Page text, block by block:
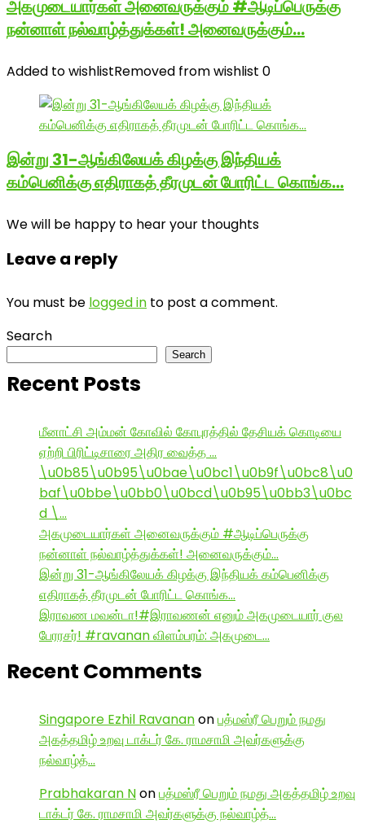
அகமுடையார்கள் அனைவருக்கும் #ஆடிப்பெருக்கு
நன்னாள் நல்வாழ்த்துக்கள்! அனைவருக்கும்…
Added to wishlistRemoved from wishlist 0
இன்று 31-ஆங்கிலேயக் கிழக்கு இந்தியக்
கம்பெனிக்கு எதிராகத் தீரமுடன் போரிட்ட கொங்க…
We will be happy to hear your thoughts
Leave a reply
You must be logged in to post a comment.
Search
Search
Recent Posts
மீனாட்சி அம்மன் கோவில் கோபுரத்தில் தேசியக் கொடியை
ஏற்றி பிரிட்டிசாரை அதிர வைத்த …
\u0b85\u0b95\u0bae\u0bc1\u0b9f\u0bc8\u0
baf\u0bbe\u0bb0\u0bcd\u0b95\u0bb3\u0bc
d \…
அகமுடையார்கள் அனைவருக்கும் #ஆடிப்பெருக்கு
நன்னாள் நல்வாழ்த்துக்கள்! அனைவருக்கும்…
இன்று 31-ஆங்கிலேயக் கிழக்கு இந்தியக் கம்பெனிக்கு
எதிராகத் தீரமுடன் போரிட்ட கொங்க…
இராவண மவன்டா!#இராவணன் எனும் அகமுடையார் குல
பேரரசர்! #ravanan விளம்பரம்: அகமுடை…
Recent Comments
Singapore Ezhil Ravananonபத்மஸ்ரீ பெறும் நமது
அகத்தமிழ் உறவு டாக்டர் கே. ராமசாமி அவர்களுக்கு
நல்வாழ்த்…
Prabhakaran Nonபத்மஸ்ரீ பெறும் நமது அகத்தமிழ் உறவு
டாக்டர் கே. ராமசாமி அவர்களுக்கு நல்வாழ்த்…